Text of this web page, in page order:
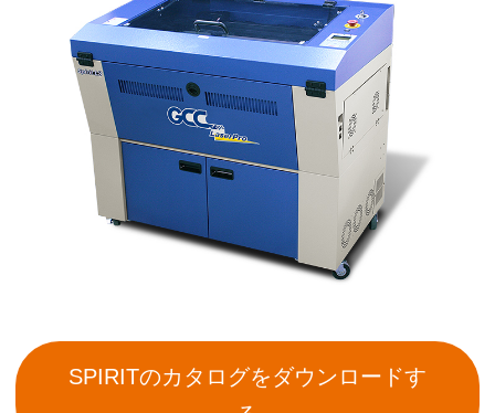
SPIRITのカタログをダウンロードす